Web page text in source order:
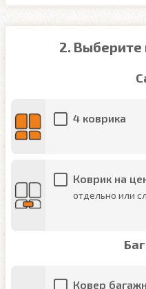
2.
4 коврика
Коврик на
отдельно или
Ковер